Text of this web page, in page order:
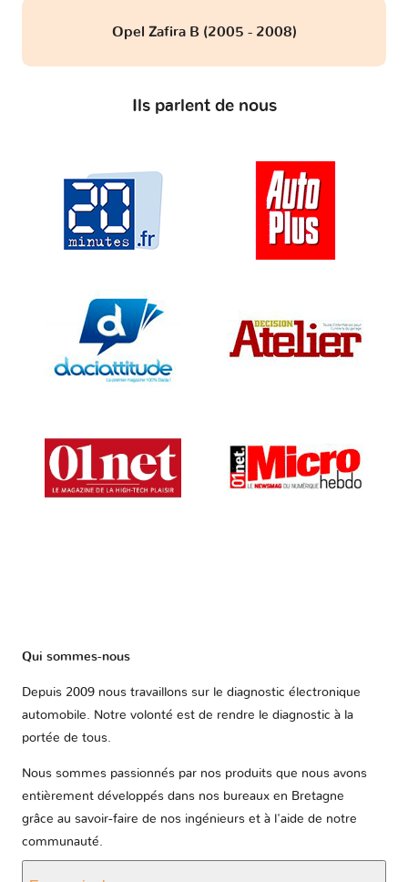
Opel Zafira B (2005 - 2008)
Ils parlent de nous
Qui sommes-nous
Depuis 2009 nous travaillons sur le diagnostic électronique
automobile. Notre volonté est de rendre le diagnostic à la
portée de tous.
Nous sommes passionnés par nos produits que nous avons
entièrement développés dans nos bureaux en Bretagne
grâce au savoir-faire de nos ingénieurs et à l'aide de notre
communauté.